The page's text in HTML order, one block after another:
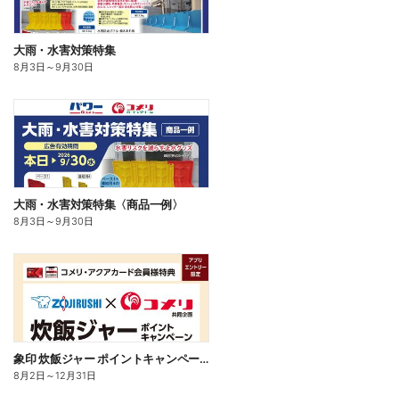
大雨・水害対策特集
8月3日 ～9月30日
大雨・水害対策特集〈商品一例〉
8月3日 ～9月30日
象印 炊飯ジャー ポイントキャンペーン
8月2日 ～12月31日